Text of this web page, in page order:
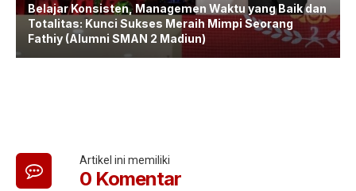
Belajar Konsisten, Managemen Waktu yang Baik dan
Totalitas: Kunci Sukses Meraih Mimpi Seorang
Fathiy (Alumni SMAN 2 Madiun)
Artikel ini memiliki
0 Komentar